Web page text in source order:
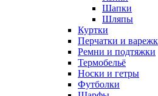
Шапки
Шляпы
Куртки
Перчатки и
Ремни и подтяжки
Термобельё
Носки и гетры
Футболки